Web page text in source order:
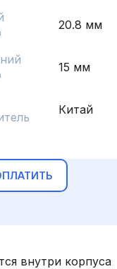
20.8 мм
15 мм
Китай
внутри корпуса